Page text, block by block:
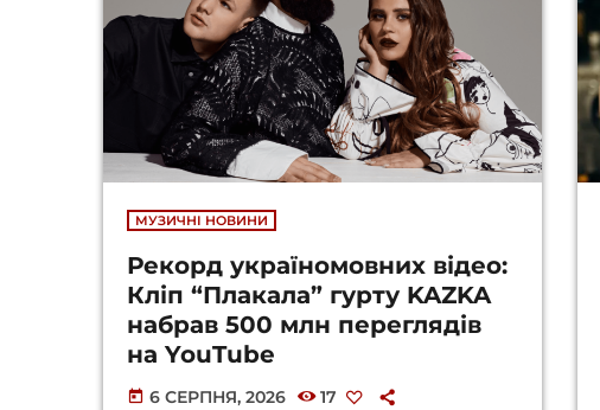
МУЗИЧНІ НОВИНИ
Рекорд україномовних відео:
Кліп “Плакала” гурту KAZKA
набрав 500 млн переглядів
на YouTube
today 6 СЕРПНЯ, 2026 17